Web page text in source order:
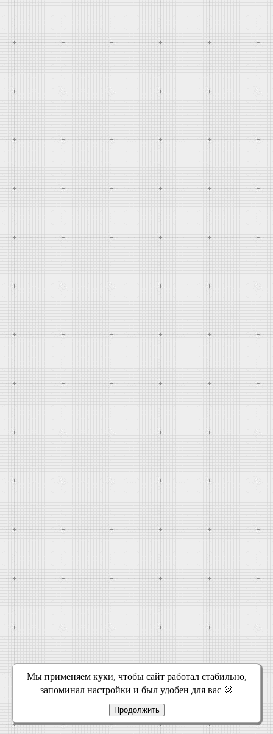
Мы применяем куки, чтобы сайт работал стабильно,
запоминал настройки и был удобен для вас 🍪
Продолжить